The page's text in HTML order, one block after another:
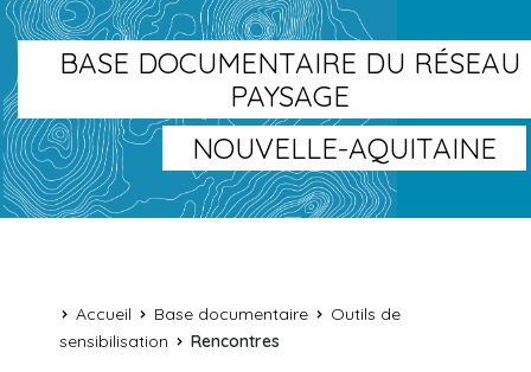
BASE DOCUMENTAIRE DU RÉSEAU
PAYSAGE
NOUVELLE-AQUITAINE
Accueil Base documentaire
Outils de
sensibilisation
Rencontres